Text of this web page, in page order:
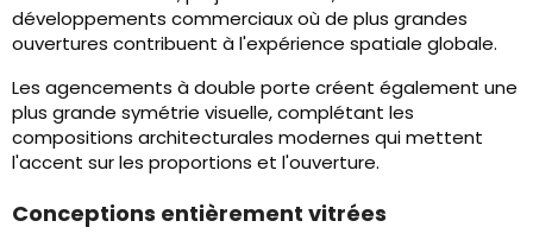
développements commerciaux où de plus grandes
ouvertures contribuent à l'expérience spatiale globale.
Les agencements à double porte créent également une
plus grande symétrie visuelle, complétant les
compositions architecturales modernes qui mettent
l'accent sur les proportions et l'ouverture.
Conceptions entièrement vitrées